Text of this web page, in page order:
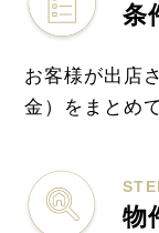
条
お客様が出店
金）をまとめ
物